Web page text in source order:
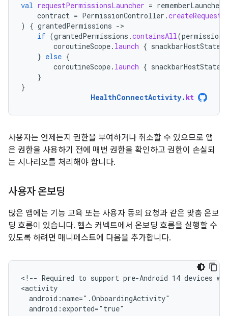
val requestPermissionsLauncher =
contract = PermissionController .
)
{ grantedPermissions -
if (grantedPermissions .containsAll(permissions
coroutineScope. launch { snackbarHostState
} else {
coroutineScope. launch { snackbarHostState
}
}
HealthConnectActivity. kt
사용자는 언제든지 권한을 부여하거나 취소할 수 있으므로 앱
은 권한을 사용하기 전에 매번 권한을 확인하고 권한이 손실되
는 시나리오를 처리해야 합니다.
사용자 온보딩
많은 앱에는 기능 교육 또는 사용자 동의 요청과 같은 맞춤 온보
딩 흐름이 있습니다. 헬스 커넥트에서 온보딩 흐름을 실행할 수
있도록 하려면 매니페스트에 다음을 추가합니다.
<!-- Required to support pre-Android 14 devices